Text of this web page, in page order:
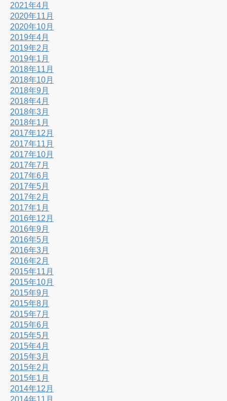
2021年4月
2020年11月
2020年10月
2019年4月
2019年2月
2019年1月
2018年11月
2018年10月
2018年9月
2018年4月
2018年3月
2018年1月
2017年12月
2017年11月
2017年10月
2017年7月
2017年6月
2017年5月
2017年2月
2017年1月
2016年12月
2016年9月
2016年5月
2016年3月
2016年2月
2015年11月
2015年10月
2015年9月
2015年8月
2015年7月
2015年6月
2015年5月
2015年4月
2015年3月
2015年2月
2015年1月
2014年12月
2014年11月